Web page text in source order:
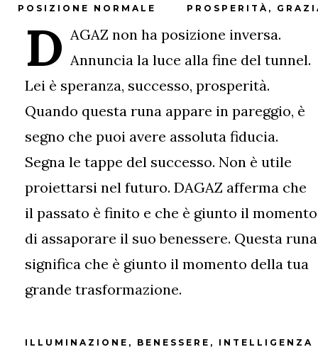
POSIZIONE NORMALE PROSPERITÀ,
D AGAZ non ha posizione inversa.
Annuncia la luce alla fine del tunnel.
Lei è speranza, successo, prosperità.
Quando questa runa appare in pareggio, è
segno che puoi avere assoluta fiducia.
Segna le tappe del successo. Non è utile
proiettarsi nel futuro. DAGAZ afferma che
il passato è finito e che è giunto il momento
di assaporare il suo benessere. Questa runa
significa che è giunto il momento della tua
grande trasformazione.
ILLUMINAZIONE, BENESSERE, INTELLIGENZA